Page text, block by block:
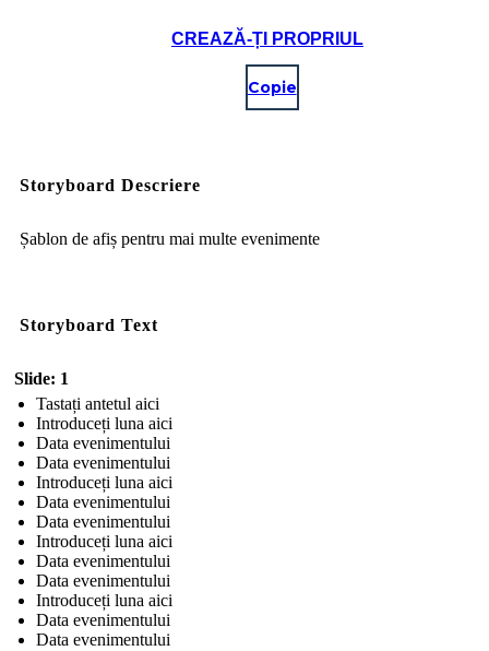
CREAZĂ-ȚI PROPRIUL
Copie
Storyboard Descriere
Șablon de afiș pentru mai multe evenimente
Storyboard Text
Slide: 1
Tastați antetul aici
Introduceți luna aici
Data evenimentului
Data evenimentului
Introduceți luna aici
Data evenimentului
Data evenimentului
Introduceți luna aici
Data evenimentului
Data evenimentului
Introduceți luna aici
Data evenimentului
Data evenimentului